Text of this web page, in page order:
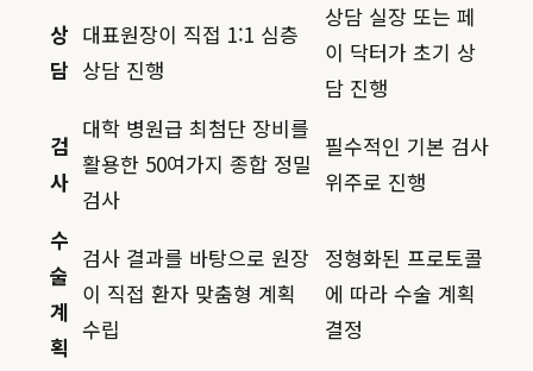
상
담
대표원장이 직접 1:1 심층
상담 진행
상담 실장 또는 페
이 닥터가 초기 상
담 진행
검
사
대학 병원급 최첨단 장비를
활용한 50여가지 종합 정밀
검사
필수적인 기본 검사
위주로 진행
수
술
계
획
검사 결과를 바탕으로 원장
이 직접 환자 맞춤형 계획
수립
정형화된 프로토콜
에 따라 수술 계획
결정